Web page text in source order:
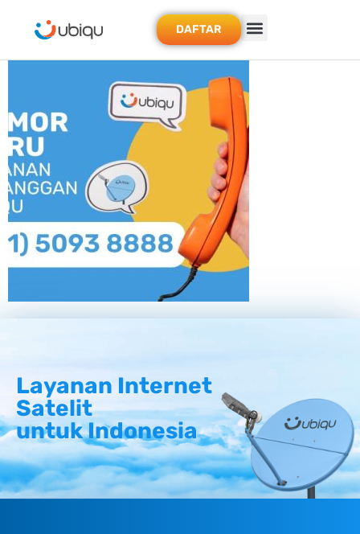
DAFTAR
Layanan Internet
Satelit
untuk Indonesia